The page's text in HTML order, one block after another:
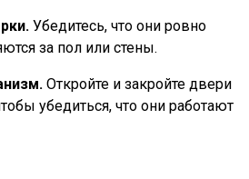
Убедитесь, что они ровно
за пол или стены.
Откройте и закройте двери
убедиться, что они работают